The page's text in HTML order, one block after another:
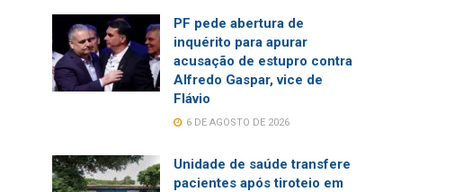
PF pede abertura de
inquérito para apurar
acusação de estupro contra
Alfredo Gaspar, vice de
Flávio
6 DE AGOSTO DE 2026
Unidade de saúde transfere
pacientes após tiroteio em